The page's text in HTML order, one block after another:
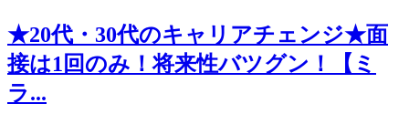
★20代・30代のキャリアチェンジ★面
接は1回のみ！将来性バツグン！【ミ
ラ...